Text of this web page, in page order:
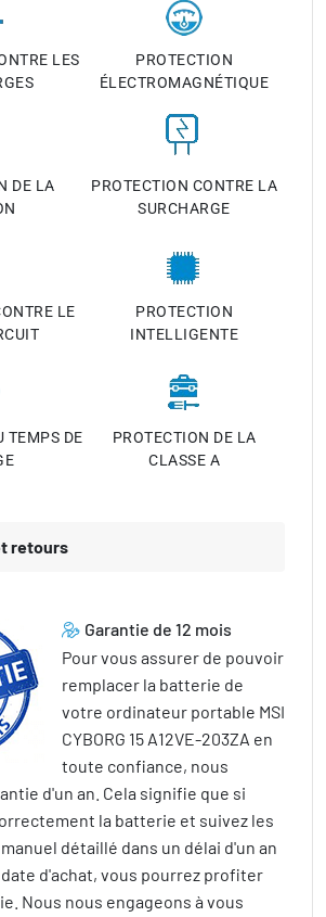
LES
PROTECTION
ÉLECTROMAGNÉTIQUE
DE LA
PROTECTION CONTRE LA
SURCHARGE
LE
PROTECTION
INTELLIGENTE
TEMPS DE
PROTECTION DE LA
CLASSE A
retours
Garantie de 12 mois
Pour vous assurer de pouvoir
remplacer la batterie de
votre ordinateur portable MSI
CYBORG 15 A12VE-203ZA en
toute confiance, nous
d'un an. Cela signifie que si
la batterie et suivez les
détaillé dans un délai d'un an
d'achat, vous pourrez profiter
Nous nous engageons à vous